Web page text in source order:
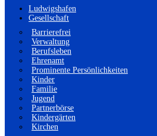
Ludwigshafen
Gesellschaft
Barrierefrei
Verwaltung
Berufsleben
Ehrenamt
Prominente Persönlichkeiten
Kinder
Familie
Jugend
Partnerbörse
Kindergärten
Kirchen